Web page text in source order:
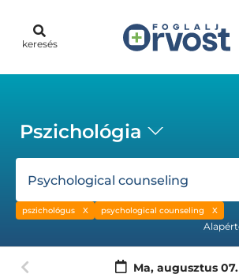
keresés
Pszichológia
Psychological counseling
pszichológus psychological counseling
Ma, augusztus 07.